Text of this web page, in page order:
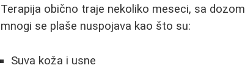
Terapija obično traje nekoliko meseci, sa
mnogi se plaše nuspojava kao što su:
Suva koža i usne